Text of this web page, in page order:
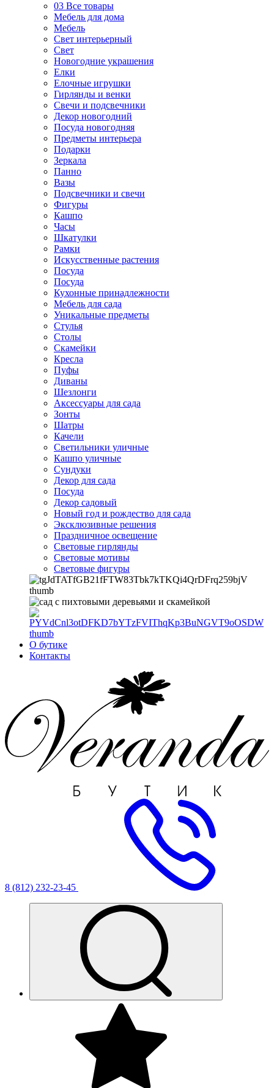
03 Все товары
Мебель для дома
Мебель
Свет интерьерный
Свет
Новогодние украшения
Елки
Елочные игрушки
Гирлянды и венки
Свечи и подсвечники
Декор новогодний
Посуда новогодняя
Предметы интерьера
Подарки
Зеркала
Панно
Вазы
Подсвечники и свечи
Фигуры
Кашпо
Часы
Шкатулки
Рамки
Искусственные растения
Посуда
Посуда
Кухонные принадлежности
Мебель для сада
Уникальные предметы
Стулья
Столы
Скамейки
Кресла
Пуфы
Диваны
Шезлонги
Аксессуары для сада
Зонты
Шатры
Качели
Cветильники уличные
Кашпо уличные
Сундуки
Декор для сада
Посуда
Декор садовый
Новый год и рождество для сада
Эксклюзивные решения
Праздничное освещение
Световые гирлянды
Световые мотивы
Световые фигуры
О бутике
Контакты
8 (812) 232-23-45